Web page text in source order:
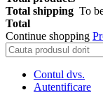
Total shipping To
Total
Continue shopping
Contul dvs.
Autentificare